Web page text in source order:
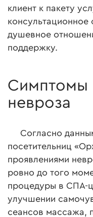
клиент к пакету
душевное
поддержку.
Симптомы
невроза
Согласно
посетительниц
проявлениями
ровно до того
процедуры в СПА-
улучшении
сеансов массажа,